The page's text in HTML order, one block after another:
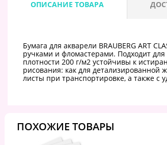
ОПИСАНИЕ ТОВАРА
Бумага для акварели BRAUBERG ART
ручками и фломастерами. Подходит
плотности 200 г/м2 устойчивы к
рисования: как для детализированной
листы при транспортировке, а также с
ПОХОЖИЕ ТОВАРЫ